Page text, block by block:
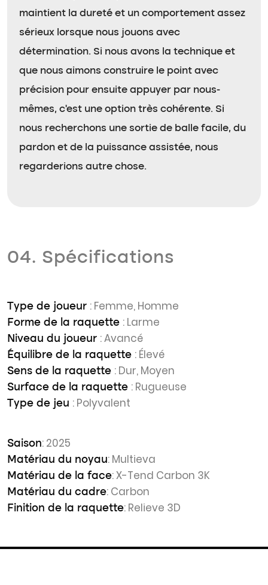
maintient la dureté et un comportement assez
sérieux lorsque nous jouons avec
détermination. Si nous avons la technique et
que nous aimons construire le point avec
précision pour ensuite appuyer par nous-
mêmes, c’est une option très cohérente. Si
nous recherchons une sortie de balle facile, du
pardon et de la puissance assistée, nous
regarderions autre chose.
04. Spécifications
Type de joueur : Femme, Homme
Forme de la raquette : Larme
Niveau du joueur : Avancé
Équilibre de la raquette : Élevé
Sens de la raquette : Dur, Moyen
Surface de la raquette : Rugueuse
Type de jeu : Polyvalent
Saison: 2025
Matériau du noyau: Multieva
Matériau de la face: X-Tend Carbon 3K
Matériau du cadre: Carbon
Finition de la raquette: Relieve 3D